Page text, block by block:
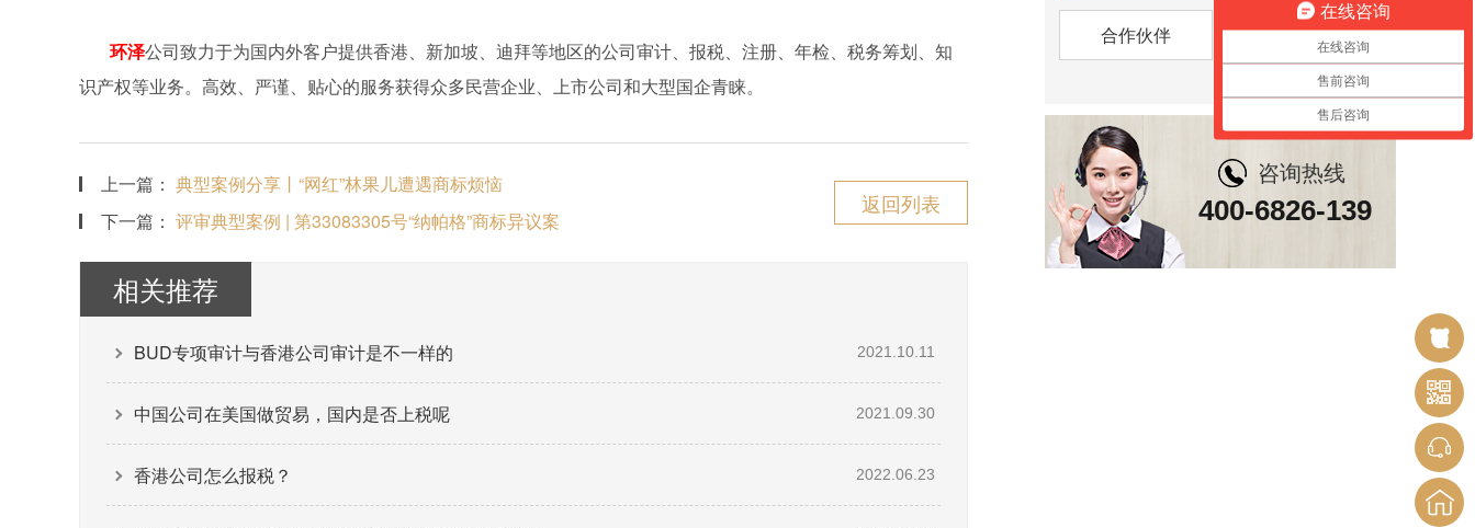
环泽公司致力于为国内外客户提供香港、新加坡、迪拜等地区的公司审计、报税、注册、年检、税务筹划、知
识产权等业务。高效、严谨、贴心的服务获得众多民营企业、上市公司和大型国企青睐。
上一篇： 典型案例分享丨“网红”林果儿遭遇商标烦恼
下一篇： 评审典型案例 | 第33083305号“纳帕格”商标异议案
返回列表
相关推荐
BUD专项审计与香港公司审计是不一样的 2021.10.11
中国公司在美国做贸易，国内是否上税呢 2021.09.30
香港公司怎么报税？ 2022.06.23
合作伙伴 资讯视角
咨询热线
400-6826-139
在线咨询
在线咨询
售前咨询
售后咨询